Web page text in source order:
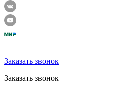
Заказать звонок
Заказать звонок